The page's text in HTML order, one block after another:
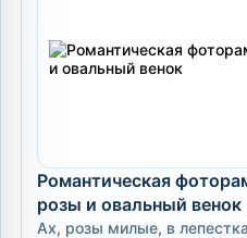
Романтическая
розы и овальный венок
Ах, розы милые, в